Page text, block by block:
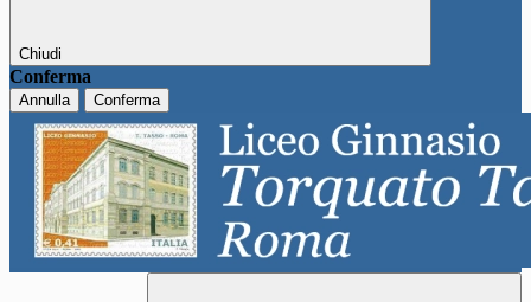
Chiudi
Conferma
Annulla Conferma